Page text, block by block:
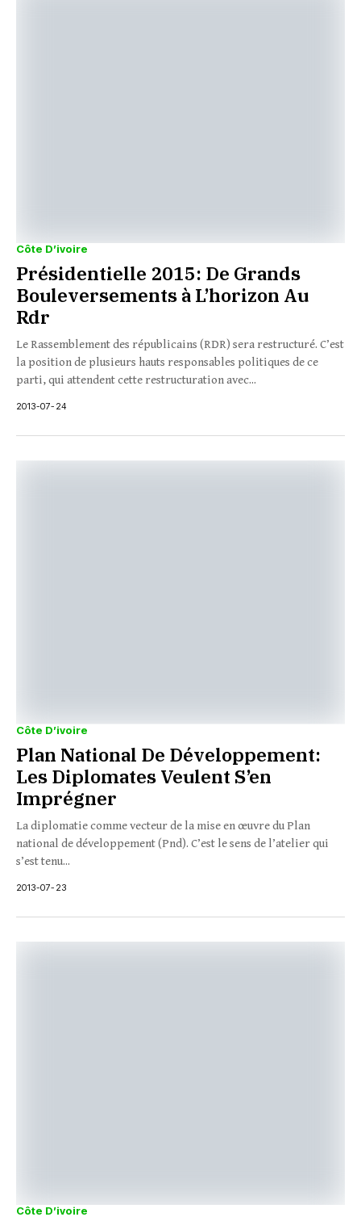
Côte D’ivoire
Présidentielle 2015: De Grands
Bouleversements à L’horizon Au
Rdr
Le Rassemblement des républicains (RDR) sera restructuré. C’est
la position de plusieurs hauts responsables politiques de ce
parti, qui attendent cette restructuration avec...
2013-07-24
Côte D’ivoire
Plan National De Développement:
Les Diplomates Veulent S’en
Imprégner
La diplomatie comme vecteur de la mise en œuvre du Plan
national de développement (Pnd). C’est le sens de l’atelier qui
s’est tenu...
2013-07-23
Côte D’ivoire